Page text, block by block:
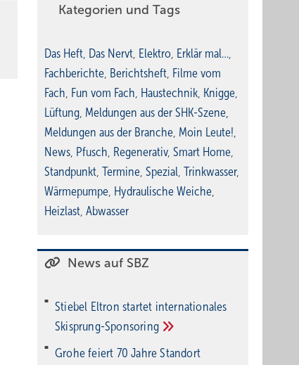
Kategorien und Tags
Das Heft, Das Nervt, Elektro, Erklär mal…,
Fachberichte, Berichtsheft, Filme vom
Fach, Fun vom Fach, Haustechnik, Knigge,
Lüftung, Meldungen aus der SHK-Szene,
Meldungen aus der Branche, Moin Leute!,
News, Pfusch, Regenerativ, Smart Home,
Standpunkt, Termine, Spezial, Trinkwasser,
Wärmepumpe, Hydraulische Weiche,
Heizlast, Abwasser
News auf SBZ
Stiebel Eltron startet internatio­nales
Ski­sprung-Spon­soring
Grohe feiert 70 Jahre Standort